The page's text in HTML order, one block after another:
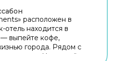
расположен в
отель находится в
выпейте кофе,
города. Рядом с
Неподалёку: